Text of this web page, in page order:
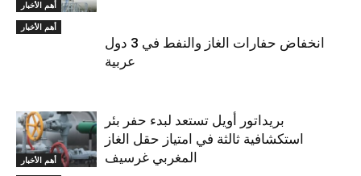
أهم الأخبار
أهم الأخبار
انخفاض حفارات الغاز والنفط في 3 دول
عربية
أهم الأخبار
بريداتور أويل تستعد لبدء حفر بئر
استكشافية ثالثة في امتياز حقل الغاز
المغربي غرسيف